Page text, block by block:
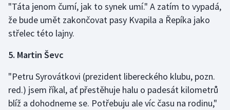
"Táta jenom čumí, jak to synek umí." A zatím to vypadá,
že bude umět zakončovat pasy Kvapila a Řepíka jako
střelec této lajny.
5. Martin Ševc
"Petru Syrovátkovi (prezident libereckého klubu, pozn.
red.) jsem říkal, ať přestěhuje halu o padesát kilometrů
blíž a dohodneme se. Potřebuju ale víc času na rodinu,"